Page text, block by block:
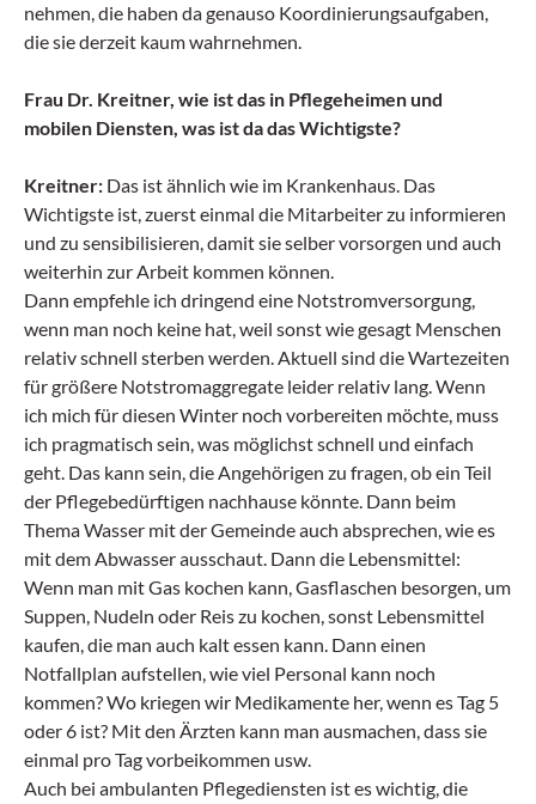
nehmen, die haben da genauso Koordinierungsaufgaben,
die sie derzeit kaum wahrnehmen.
Frau Dr. Kreitner, wie ist das in Pflegeheimen und
mobilen Diensten, was ist da das Wichtigste?
Kreitner: Das ist ähnlich wie im Krankenhaus. Das
Wichtigste ist, zuerst einmal die Mitarbeiter zu informieren
und zu sensibilisieren, damit sie selber vorsorgen und auch
weiterhin zur Arbeit kommen können.
Dann empfehle ich dringend eine Notstromversorgung,
wenn man noch keine hat, weil sonst wie gesagt Menschen
relativ schnell sterben werden. Aktuell sind die Wartezeiten
für größere Notstromaggregate leider relativ lang. Wenn
ich mich für diesen Winter noch vorbereiten möchte, muss
ich pragmatisch sein, was möglichst schnell und einfach
geht. Das kann sein, die Angehörigen zu fragen, ob ein Teil
der Pflegebedürftigen nachhause könnte. Dann beim
Thema Wasser mit der Gemeinde auch absprechen, wie es
mit dem Abwasser ausschaut. Dann die Lebensmittel:
Wenn man mit Gas kochen kann, Gasflaschen besorgen, um
Suppen, Nudeln oder Reis zu kochen, sonst Lebensmittel
kaufen, die man auch kalt essen kann. Dann einen
Notfallplan aufstellen, wie viel Personal kann noch
kommen? Wo kriegen wir Medikamente her, wenn es Tag 5
oder 6 ist? Mit den Ärzten kann man ausmachen, dass sie
einmal pro Tag vorbeikommen usw.
Auch bei ambulanten Pflegediensten ist es wichtig, die